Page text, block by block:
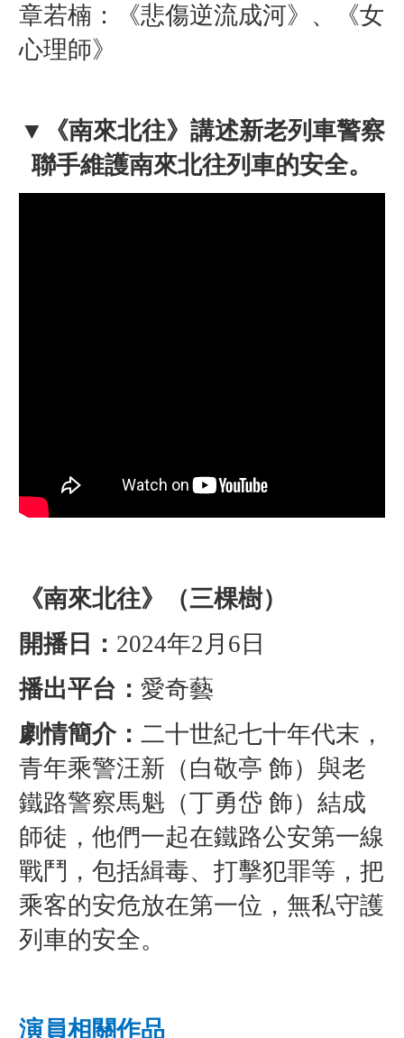
章若楠：《悲傷逆流成河》、《女
心理師》
▼
《南來北往》講述新老列車警察
聯手維護南來北往列車的安全。
《南來北往》（三棵樹）
開播日： 2024年2月6日
播出平台： 愛奇藝
劇情簡介： 二十世紀七十年代末，
青年乘警汪新（白敬亭 飾）與老
鐵路警察馬魁（丁勇岱 飾）結成
師徒，他們一起在鐵路公安第一線
戰鬥，包括緝毒、打擊犯罪等，把
乘客的安危放在第一位，無私守護
列車的安全。
演員相關作品